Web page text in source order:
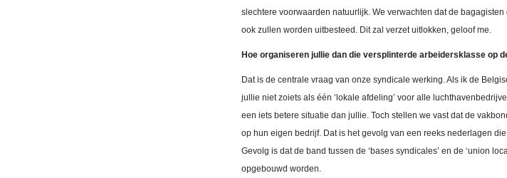
slechtere voorwaarden natuurlijk. We verwachten dat de
ook zullen worden uitbesteed. Dit zal verzet uitlokken, geloof me.
Hoe organiseren jullie dan die versplinterde arbeidersklasse op
Dat is de centrale vraag van onze syndicale werking. Als ik de
jullie niet zoiets als één ‘lokale afdeling’ voor alle
een iets betere situatie dan jullie. Toch stellen we vast dat de
op hun eigen bedrijf. Dat is het gevolg van een reeks nederlagen
Gevolg is dat de band tussen de ‘bases syndicales’ en de ‘union
opgebouwd worden.